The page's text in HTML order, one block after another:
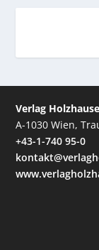
Verlag
A-1030 Wien,
+43-1-740 95-0